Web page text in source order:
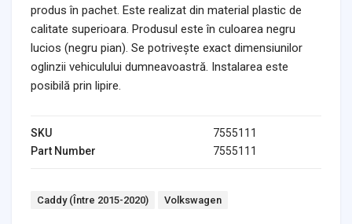
produs în pachet. Este realizat din material plastic de
calitate superioara. Produsul este în culoarea negru
lucios (negru pian). Se potrivește exact dimensiunilor
oglinzii vehiculului dumneavoastră. Instalarea este
posibilă prin lipire.
SKU
7555111
Part Number
7555111
Tags:
Caddy (Între 2015-2020) Volkswagen